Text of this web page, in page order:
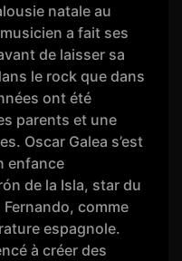
natale au
a fait ses
de laisser sa
le rock que dans
ont été
parents et une
Oscar Galea s’est
enfance
de la Isla, star du
comme
espagnole.
à créer des